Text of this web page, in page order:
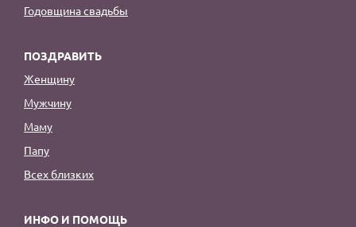
Годовщина свадьбы
ПОЗДРАВИТЬ
Женщину
Мужчину
Маму
Папу
Всех близких
ИНФО И ПОМОЩЬ